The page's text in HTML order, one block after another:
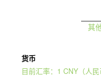
其
货币
目前汇率：1 CNY（人